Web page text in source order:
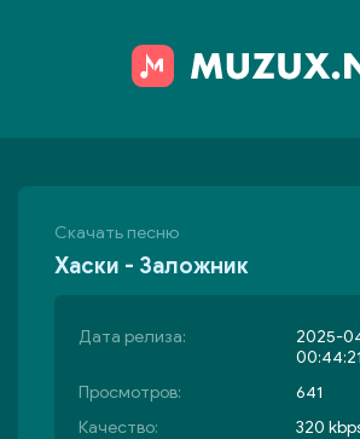
Скачать песню
Хаски - Заложник
Дата релиза:
2025-
00:44:21
Просмотров:
641
Качество:
320